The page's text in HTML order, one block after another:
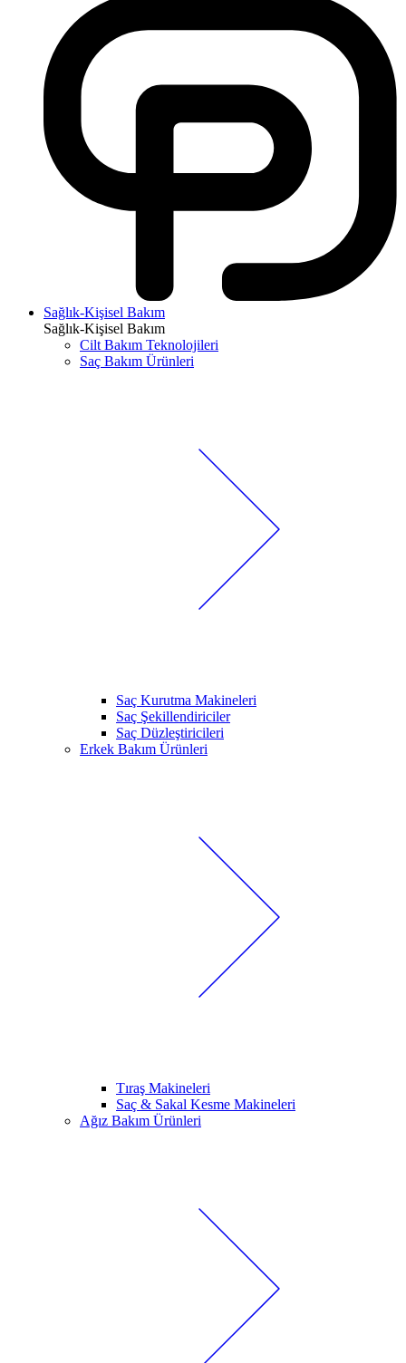
Sağlık-Kişisel Bakım
Sağlık-Kişisel Bakım
Cilt Bakım Teknolojileri
Saç Bakım Ürünleri
Saç Kurutma Makineleri
Saç Şekillendiriciler
Saç Düzleştiricileri
Erkek Bakım Ürünleri
Tıraş Makineleri
Saç & Sakal Kesme Makineleri
Ağız Bakım Ürünleri